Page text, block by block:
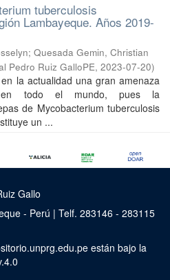
tuberculosis
Lambayeque. Años 2019-
; Quesada Gemin, Christian
Pedro Ruiz GalloPE, 2023-07-20)
la actualidad una gran amenaza
todo el mundo, pues la
de Mycobacterium tuberculosis
un ...
Gallo
- Perú | Telf. 283146 - 283115
están bajo la